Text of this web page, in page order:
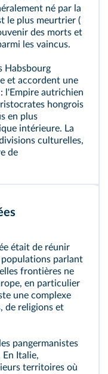
né par la
le plus meurtrier (
des morts et
les vaincus.
Habsbourg
et accordent une
l'Empire autrichien
hongrois
en plus
intérieure. La
culturelles,
de
était de réunir
parlant
frontières ne
en particulier
une complexe
de religions et
pangermanistes
Italie,
territoires où